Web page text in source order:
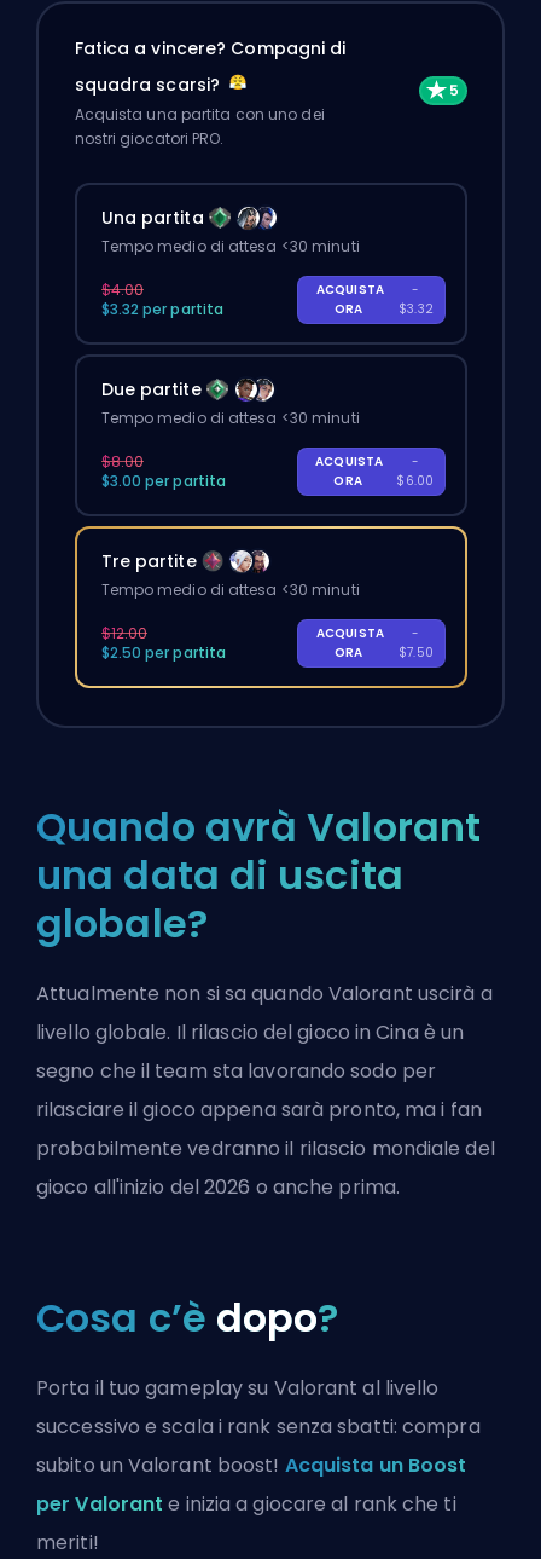
Fatica a vincere? Compagni di
squadra scarsi?
Acquista una partita con uno dei
nostri giocatori PRO.
Una partita
Tempo medio di attesa <30 minuti
$4.00
$3.32 per partita
ACQUISTA
ORA
-
$3.32
Due partite
Tempo medio di attesa <30 minuti
$8.00
$3.00 per partita
ACQUISTA
ORA
-
$6.00
Tre partite
Tempo medio di attesa <30 minuti
$12.00
$2.50 per partita
ACQUISTA
ORA
-
$7.50
Quando avrà Valorant
una data di uscita
globale?
Attualmente non si sa quando Valorant uscirà a
livello globale. Il rilascio del gioco in Cina è un
segno che il team sta lavorando sodo per
rilasciare il gioco appena sarà pronto, ma i fan
probabilmente vedranno il rilascio mondiale del
gioco all'inizio del 2026 o anche prima.
Cosa c’è dopo?
Porta il tuo gameplay su Valorant al livello
successivo e scala i rank senza sbatti: compra
subito un Valorant boost! Acquista un Boost
per Valorant e inizia a giocare al rank che ti
meriti!